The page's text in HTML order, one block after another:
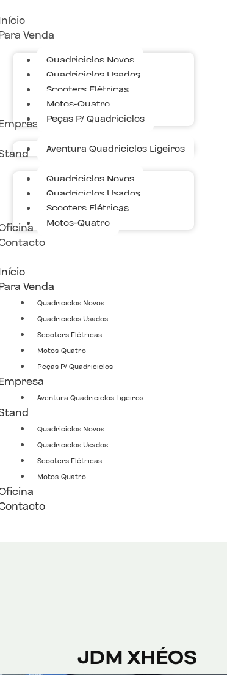
Venda
Quadriciclos Novos
Quadriciclos Usados
Scooters Elétricas
Motos-Quatro
Peças P/ Quadriciclos
Aventura Quadriciclos Ligeiros
Quadriciclos Novos
Quadriciclos Usados
Scooters Elétricas
Motos-Quatro
Venda
Quadriciclos Novos
Quadriciclos Usados
Scooters Elétricas
Motos-Quatro
Peças P/ Quadriciclos
Aventura Quadriciclos Ligeiros
Quadriciclos Novos
Quadriciclos Usados
Scooters Elétricas
Motos-Quatro
JDM XHÉOS